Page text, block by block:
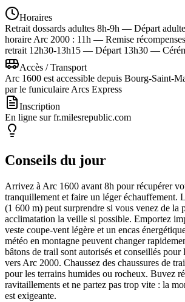
Horaires
Retrait dossards adultes 8h-9h — Départ
horaire Arc 2000 : 11h — Remise
retrait 12h30-13h15 — Départ 13h30 —
Accès / Transport
Arc 1600 est accessible depuis Bourg-Saint-
par le funiculaire Arcs Express
Inscription
En ligne sur fr.milesrepublic.com
Conseils du jour
Arrivez à Arc 1600 avant 8h pour récupérer
tranquillement et faire un léger échauffement.
(1 600 m) peut surprendre si vous venez de la
acclimatation la veille si possible. Emportez
veste coupe-vent légère et un encas
météo en montagne peuvent changer
bâtons de trail sont autorisés et conseillés pour
vers Arc 2000. Chaussez des chaussures de
pour les terrains humides ou rocheux. Buvez
ravitaillements et ne partez pas trop vite : la
est exigeante.